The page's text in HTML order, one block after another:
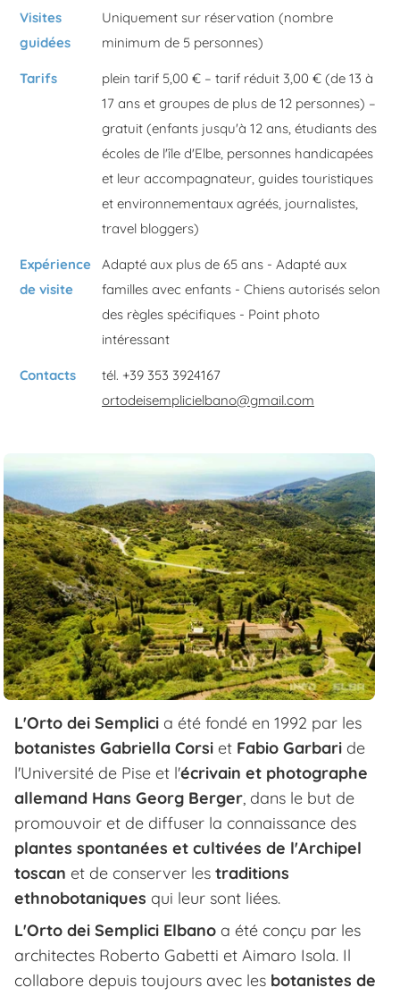
Visites
guidées
Uniquement sur réservation (nombre
minimum de 5 personnes)
Tarifs
plein tarif 5,00 € – tarif réduit 3,00 € (de 13 à
17 ans et groupes de plus de 12 personnes) –
gratuit (enfants jusqu'à 12 ans, étudiants des
écoles de l'île d'Elbe, personnes handicapées
et leur accompagnateur, guides touristiques
et environnementaux agréés, journalistes,
travel bloggers)
Expérience
de visite
Adapté aux plus de 65 ans - Adapté aux
familles avec enfants - Chiens autorisés selon
des règles spécifiques - Point photo
intéressant
Contacts
tél. +39 353 3924167
ortodeisemplicielbano@gmail.com
L'Orto dei Semplici a été fondé en 1992 par les
botanistes Gabriella Corsi et Fabio Garbari de
l'Université de Pise et l'écrivain et photographe
allemand Hans Georg Berger, dans le but de
promouvoir et de diffuser la connaissance des
plantes spontanées et cultivées de l'Archipel
toscan et de conserver les traditions
ethnobotaniques qui leur sont liées.
L'Orto dei Semplici Elbano a été conçu par les
architectes Roberto Gabetti et Aimaro Isola. Il
collabore depuis toujours avec les botanistes de